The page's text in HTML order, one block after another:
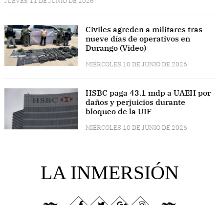
Civiles agreden a militares tras
nueve días de operativos en
Durango (Video)
MIÉRCOLES 10 DE JUNIO DE 2026
HSBC paga 43.1 mdp a UAEH por
daños y perjuicios durante
bloqueo de la UIF
MIÉRCOLES 10 DE JUNIO DE 2026
LA INMERSIÓN